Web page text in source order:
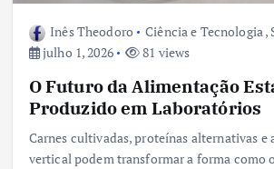
Inês Theodoro Ciência e Tecnologia,
julho 1, 2026
81 views
O Futuro da Alimentação
Produzido em Laboratórios
Carnes cultivadas, proteínas alternativas e
vertical podem transformar a forma como